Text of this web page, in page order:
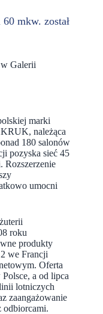
mkw. został
Galerii
marki
należąca
180 salonów
pozyska sieć 45
Rozszerzenie
umocni
roku
produkty
we Francji
Oferta
a od lipca
lotniczych
zaangażowanie
odbiorcami.